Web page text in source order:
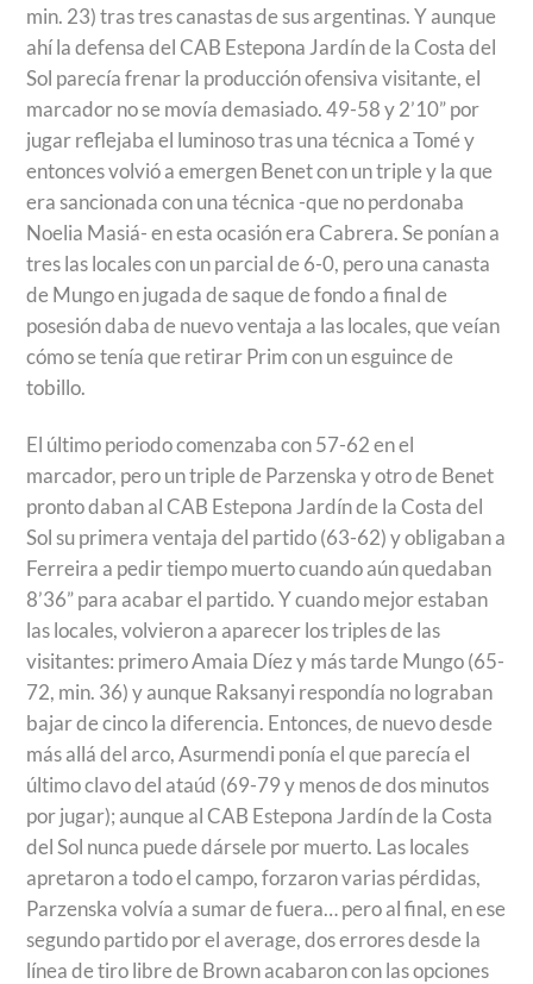
min. 23) tras tres canastas de sus argentinas. Y aunque
ahí la defensa del CAB Estepona Jardín de la Costa del
Sol parecía frenar la producción ofensiva visitante, el
marcador no se movía demasiado. 49-58 y 2’10” por
jugar reflejaba el luminoso tras una técnica a Tomé y
entonces volvió a emergen Benet con un triple y la que
era sancionada con una técnica -que no perdonaba
Noelia Masiá- en esta ocasión era Cabrera. Se ponían a
tres las locales con un parcial de 6-0, pero una canasta
de Mungo en jugada de saque de fondo a final de
posesión daba de nuevo ventaja a las locales, que veían
cómo se tenía que retirar Prim con un esguince de
tobillo.
El último periodo comenzaba con 57-62 en el
marcador, pero un triple de Parzenska y otro de Benet
pronto daban al CAB Estepona Jardín de la Costa del
Sol su primera ventaja del partido (63-62) y obligaban a
Ferreira a pedir tiempo muerto cuando aún quedaban
8’36” para acabar el partido. Y cuando mejor estaban
las locales, volvieron a aparecer los triples de las
visitantes: primero Amaia Díez y más tarde Mungo (65-
72, min. 36) y aunque Raksanyi respondía no lograban
bajar de cinco la diferencia. Entonces, de nuevo desde
más allá del arco, Asurmendi ponía el que parecía el
último clavo del ataúd (69-79 y menos de dos minutos
por jugar); aunque al CAB Estepona Jardín de la Costa
del Sol nunca puede dársele por muerto. Las locales
apretaron a todo el campo, forzaron varias pérdidas,
Parzenska volvía a sumar de fuera… pero al final, en ese
segundo partido por el average, dos errores desde la
línea de tiro libre de Brown acabaron con las opciones